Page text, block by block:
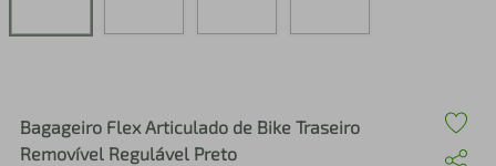
Bagageiro Flex Articulado de Bike Traseiro
Removível Regulável Preto